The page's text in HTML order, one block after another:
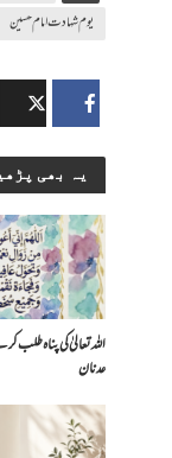
یوم شہادت امام حسین
یہ بھی
اللہ تعالیٰ کی پناہ طلب
عدنان